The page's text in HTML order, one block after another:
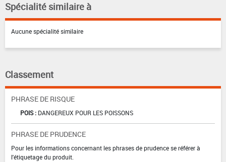
Spécialité similaire à
Aucune spécialité similaire
Classement
PHRASE DE RISQUE
POIS : DANGEREUX POUR LES POISSONS
PHRASE DE PRUDENCE
Pour les informations concernant les phrases de prudence se référer à
l'étiquetage du produit.